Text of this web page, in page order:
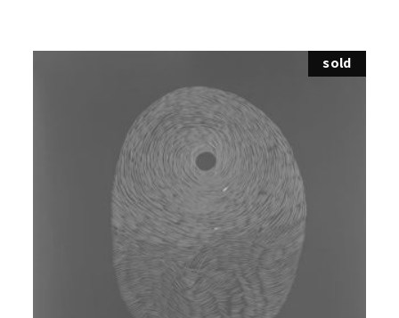
sold